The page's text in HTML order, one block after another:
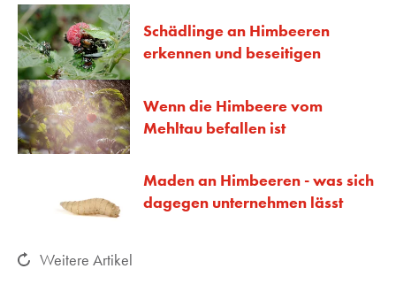
Schädlinge an Himbeeren
erkennen und beseitigen
Wenn die Himbeere vom
Mehltau befallen ist
Maden an Himbeeren - was sich
dagegen unternehmen lässt
Weitere Artikel